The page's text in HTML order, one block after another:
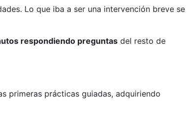
Lo que iba a ser una intervención breve se
respondiendo preguntas del resto de
primeras prácticas guiadas, adquiriendo